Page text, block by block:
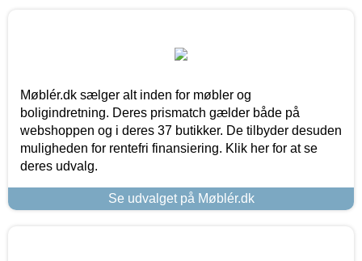
Møblér.dk sælger alt inden for møbler og
boligindretning. Deres prismatch gælder både på
webshoppen og i deres 37 butikker. De tilbyder desuden
muligheden for rentefri finansiering. Klik her for at se
deres udvalg.
Se udvalget på Møblér.dk